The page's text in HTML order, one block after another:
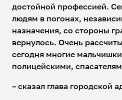
достойной профессией.
людям в погонах,
назначения, со стороны
вернулось. Очень
сегодня многие
полицейскими,
– сказал глава городской